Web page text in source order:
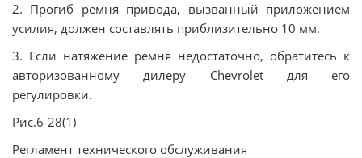
2. Прогиб ремня привода, вызванный приложением
усилия, должен составлять приблизительно 10 мм.
3. Если натяжение ремня недостаточно, обратитесь к
авторизованному дилеру Chevrolet для его
регулировки.
Рис.6-28(1)
Регламент технического обслуживания